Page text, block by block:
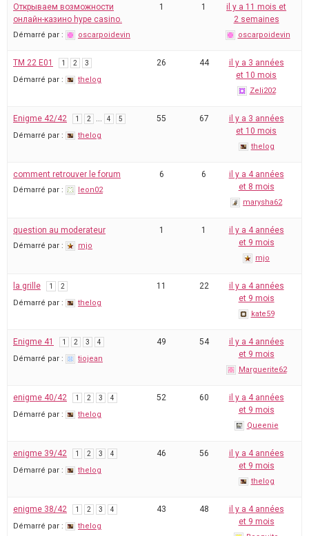
Открываем возможности
онлайн-казино hype casino.
Démarré par : oscarpoidevin
1 1
il y a 11 mois et
2 semaines
oscarpoidevin
TM 22 E01 1 2 3
Démarré par : thelog
26 44
il y a 3 années
et 10 mois
Zeli202
Enigme 42/42 1 2 … 4 5
Démarré par : thelog
55 67
il y a 3 années
et 10 mois
thelog
comment retrouver le forum
Démarré par : leon02
6 6
il y a 4 années
et 8 mois
marysha62
question au moderateur
Démarré par : mjo
1 1
il y a 4 années
et 9 mois
mjo
la grille 1 2
Démarré par : thelog
11 22
il y a 4 années
et 9 mois
kate59
Enigme 41 1 2 3 4
Démarré par : tiojean
49 54
il y a 4 années
et 9 mois
Marguerite62
enigme 40/42 1 2 3 4
Démarré par : thelog
52 60
il y a 4 années
et 9 mois
Queenie
enigme 39/42 1 2 3 4
Démarré par : thelog
46 56
il y a 4 années
et 9 mois
thelog
enigme 38/42 1 2 3 4
Démarré par : thelog
43 48
il y a 4 années
et 9 mois